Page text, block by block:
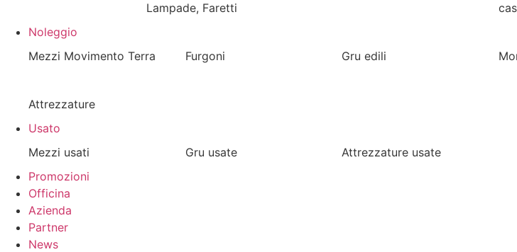
Lampade, Faretti
Noleggio
Mezzi Movimento Terra
Furgoni Gru edili
Attrezzature
Usato
Mezzi usati
Gru usate
Attrezzature usate
Promozioni
Officina
Azienda
Partner
News